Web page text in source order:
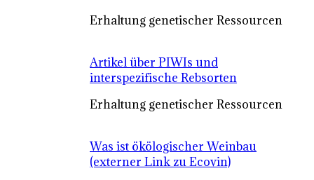
Erhaltung genetischer Ressourcen
Artikel über PIWIs und
interspezifische Rebsorten
Erhaltung genetischer Ressourcen
Was ist ökölogischer Weinbau
(externer Link zu Ecovin)